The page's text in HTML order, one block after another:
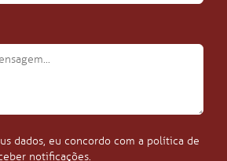
dados, eu concordo com a política de
notificações.